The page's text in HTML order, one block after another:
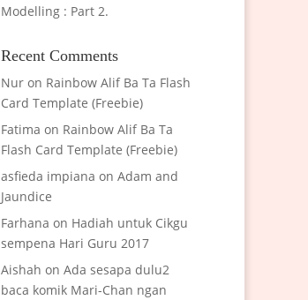
Modelling : Part 2.
Recent Comments
Nur on Rainbow Alif Ba Ta Flash
Card Template (Freebie)
Fatima on Rainbow Alif Ba Ta
Flash Card Template (Freebie)
asfieda impiana onAdam and
Jaundice
Farhana on Hadiah untuk Cikgu
sempena Hari Guru 2017
Aishah onAda sesapa dulu2
baca komik Mari-Chan ngan